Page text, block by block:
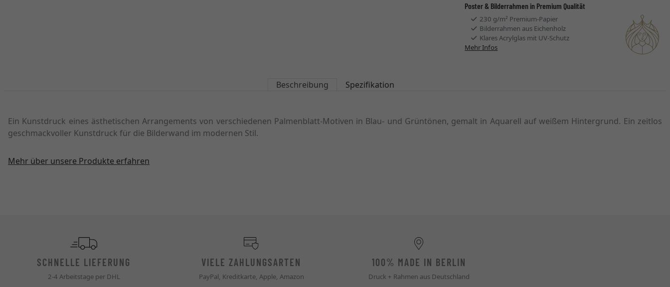
Poster & Bilderrahmen in Premium Qualität
230 g/m² Premium-Papier
Bilderrahmen aus Eichenholz
Klares Acrylglas mit UV-Schutz
Mehr Infos
Beschreibung Spezifikation
Ein Kunstdruck eines ästhetischen Arrangements von verschiedenen Palmenblatt-Motiven in Blau- und Grüntönen, gemalt in Aquarell auf weißem Hintergrund. Ein zeitlos
geschmackvoller Kunstdruck für die Bilderwand im modernen Stil.
Mehr über unsere Produkte erfahren
SCHNELLE LIEFERUNG
2-4 Arbeitstage per DHL
VIELE ZAHLUNGSARTEN
PayPal, Kreditkarte, Apple, Amazon
100% MADE IN BERLIN
Druck + Rahmen aus Deutschland